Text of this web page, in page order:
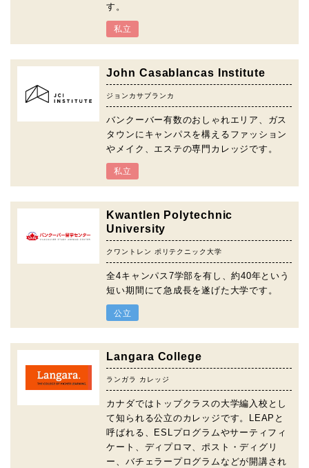
す。
私立
John Casablancas Institute
ジョンカサブランカ
バンクーバー有数のおしゃれエリア、ガス
タウンにキャンパスを構えるファッション
やメイク、エステの専門カレッジです。
私立
Kwantlen Polytechnic
University
クワントレン ポリテクニック大学
全4キャンパス7学部を有し、約40年という
短い期間にて急成長を遂げた大学です。
公立
Langara College
ランガラ カレッジ
カナダではトップクラスの大学編入校とし
て知られる公立のカレッジです。LEAPと
呼ばれる、ESLプログラムやサーティフィ
ケート、ディプロマ、ポスト・ディグリ
ー、バチェラープログラムなどが開講され